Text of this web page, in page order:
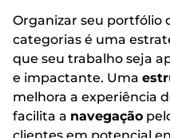
Organizar seu portfólio
categorias é uma
que seu trabalho seja
e impactante. Uma
melhora a experiência
facilita a navegação